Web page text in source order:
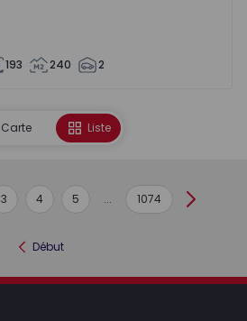
193 240 2
Carte Liste
3 4 5 ... 1074 Suivant
Début